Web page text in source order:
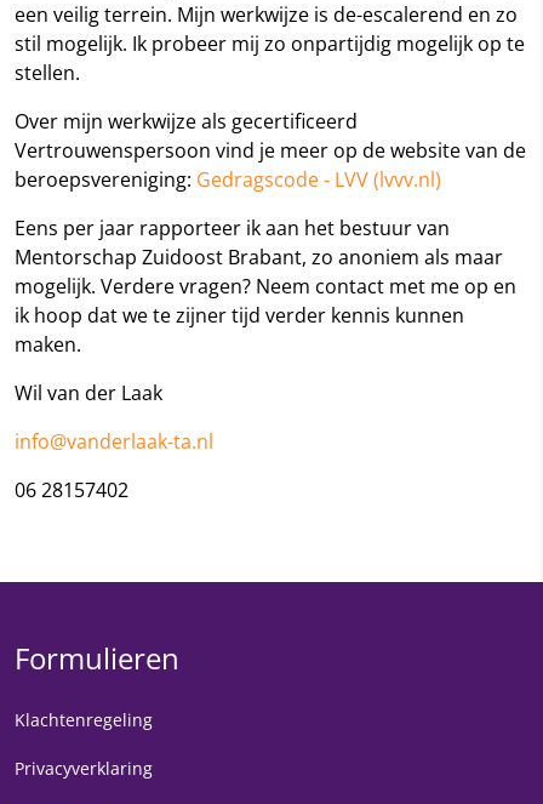
een veilig terrein. Mijn werkwijze is de-escalerend en zo
stil mogelijk. Ik probeer mij zo onpartijdig mogelijk op te
stellen.
Over mijn werkwijze als gecertificeerd
Vertrouwenspersoon vind je meer op de website van de
beroepsvereniging: Gedragscode - LVV (lvvv.nl)
Eens per jaar rapporteer ik aan het bestuur van
Mentorschap Zuidoost Brabant, zo anoniem als maar
mogelijk. Verdere vragen? Neem contact met me op en
ik hoop dat we te zijner tijd verder kennis kunnen
maken.
Wil van der Laak
info@vanderlaak-ta.nl
06 28157402
Formulieren
Klachtenregeling
Privacyverklaring